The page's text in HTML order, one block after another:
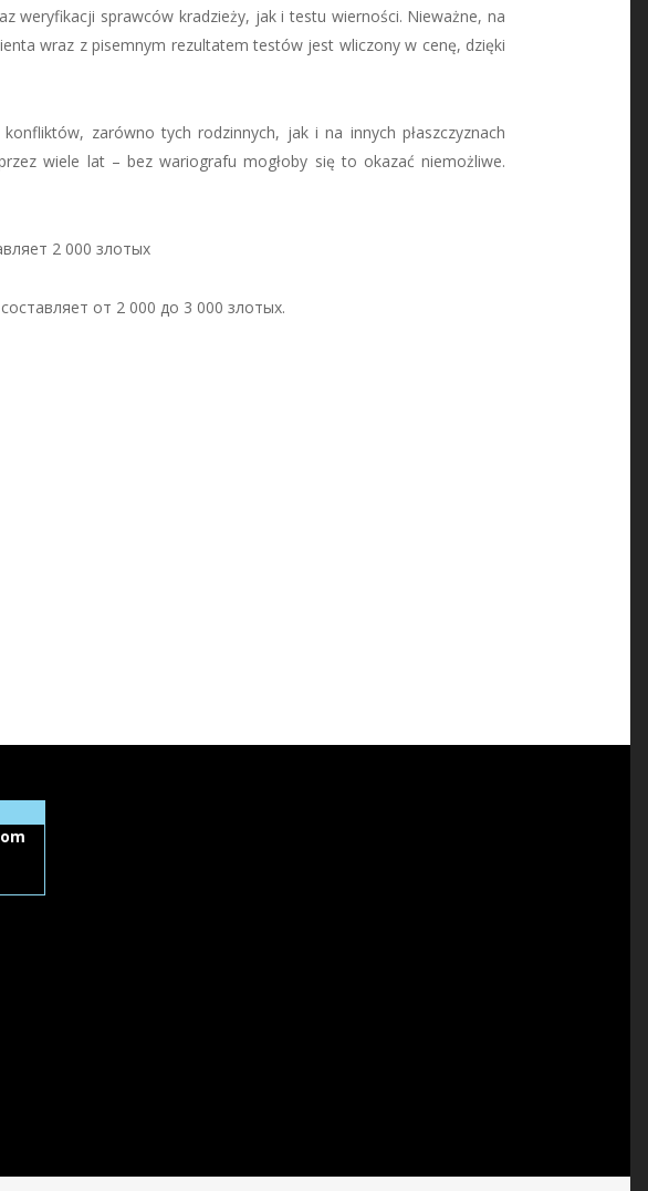
weryfikacji sprawców kradzieży, jak i testu wierności. Nieważne, na
wraz z pisemnym rezultatem testów jest wliczony w cenę, dzięki
zarówno tych rodzinnych, jak i na innych płaszczyznach
wiele lat – bez wariografu mogłoby się to okazać niemożliwe.
2 000 злотых
от 2 000 до 3 000 злотых.